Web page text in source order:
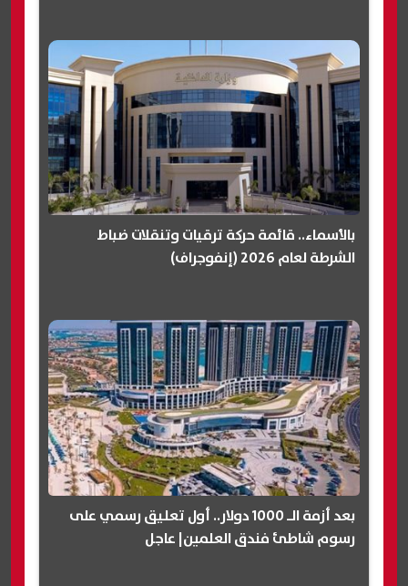
بالأسماء.. قائمة حركة ترقيات وتنقلات ضباط
الشرطة لعام 2026 (إنفوجراف)
بعد أزمة الـ 1000 دولار.. أول تعليق رسمي على
رسوم شاطئ فندق العلمين| عاجل